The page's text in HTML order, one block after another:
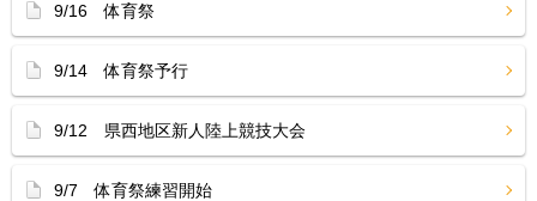
9/16 体育祭
9/14 体育祭予行
9/12 県西地区新人陸上競技大会
9/7 体育祭練習開始